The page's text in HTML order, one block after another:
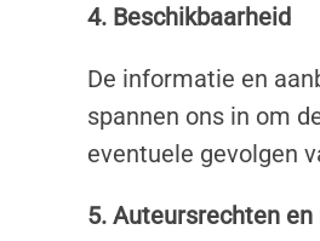
4. Beschikbaarheid
De informatie en
spannen ons in om
eventuele gevolgen
5. Auteursrechten